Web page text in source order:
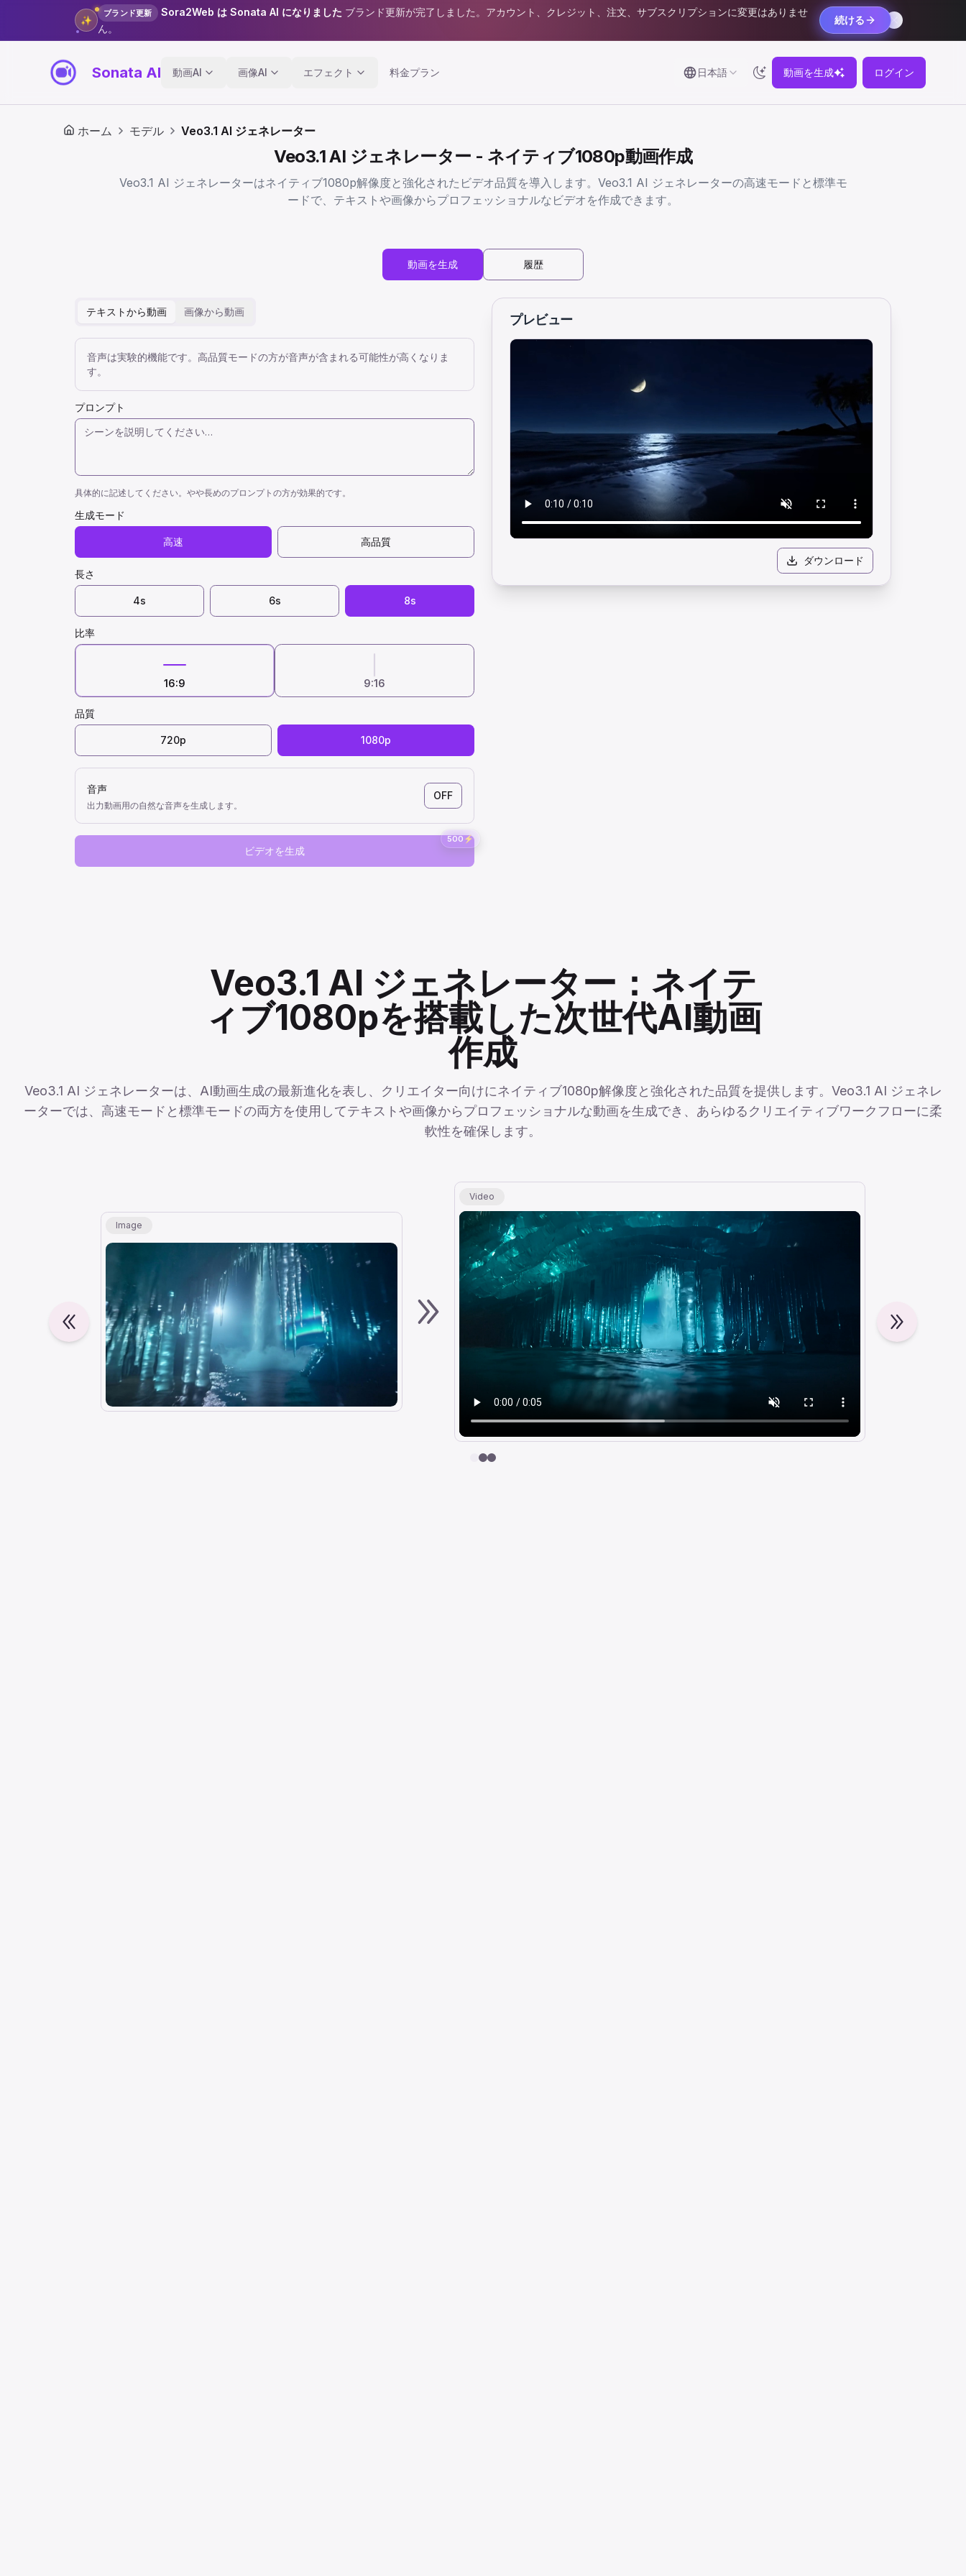
✨
ブランド更新 Sora2Web は Sonata AI になりました ブランド更新が完了しました。アカウント、クレジット、注文、サブスクリプションに変更はありませ
ん。
続ける
Sonata AI 動画AI 画像AI エフェクト 料金プラン 日本語 動画を生成 ログイン
ホーム モデル Veo3.1 AI ジェネレーター
Veo3.1 AI ジェネレーター - ネイティブ1080p動画作成
Veo3.1 AI ジェネレーターはネイティブ1080p解像度と強化されたビデオ品質を導入します。Veo3.1 AI ジェネレーターの高速モードと標準モ
ードで、テキストや画像からプロフェッショナルなビデオを作成できます。
動画を生成 履歴
テキストから動画 画像から動画
音声は実験的機能です。高品質モードの方が音声が含まれる可能性が高くなりま
す。
プロンプト
具体的に記述してください。やや長めのプロンプトの方が効果的です。
生成モード
高速 高品質
長さ
4s 6s 8s
比率
16:9 9:16
品質
720p 1080p
音声
出力動画用の自然な音声を生成します。
OFF
500 ⚡
ビデオを生成
プレビュー
ダウンロード
Veo3.1 AI ジェネレーター：ネイテ
ィブ1080pを搭載した次世代AI動画
作成
Veo3.1 AI ジェネレーターは、AI動画生成の最新進化を表し、クリエイター向けにネイティブ1080p解像度と強化された品質を提供します。Veo3.1 AI ジェネレ
ーターでは、高速モードと標準モードの両方を使用してテキストや画像からプロフェッショナルな動画を生成でき、あらゆるクリエイティブワークフローに柔
軟性を確保します。
Image
Video